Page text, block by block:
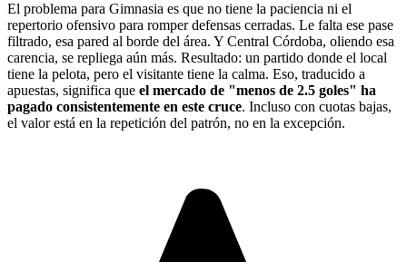
El problema para Gimnasia es que no tiene la paciencia ni el
repertorio ofensivo para romper defensas cerradas. Le falta ese pase
filtrado, esa pared al borde del área. Y Central Córdoba, oliendo esa
carencia, se repliega aún más. Resultado: un partido donde el local
tiene la pelota, pero el visitante tiene la calma. Eso, traducido a
apuestas, significa que el mercado de "menos de 2.5 goles" ha
pagado consistentemente en este cruce. Incluso con cuotas bajas,
el valor está en la repetición del patrón, no en la excepción.